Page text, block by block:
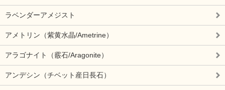
ラベンダーアメジスト
アメトリン（紫黄水晶/Ametrine）
アラゴナイト（霰石/Aragonite）
アンデシン（チベット産日長石）